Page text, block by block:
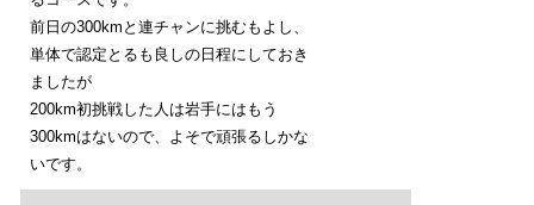
前日の300kmと連チャンに挑むもよし、
単体で認定とるも良しの日程にしておき
ましたが
200km初挑戦した人は岩手にはもう
300kmはないので、よそで頑張るしかな
いです。